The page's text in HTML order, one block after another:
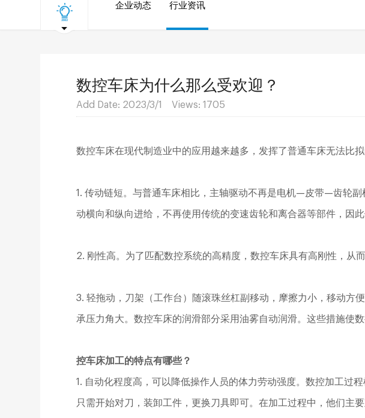
企业动态 行业资讯
数控车床为什么那么受欢迎？
Add Date: 2023/3/1 Views:1705
数控车床在现代制造业中的应用越来越多，发挥了普通车床无法比
1. 传动链短。与普通车床相比，主轴驱动不再是电机—皮带—齿轮
动横向和纵向进给，不再使用传统的变速齿轮和离合器等部件，因此
2. 刚性高。为了匹配数控系统的高精度，数控车床具有高刚性，从
3. 轻拖动，刀架（工作台）随滚珠丝杠副移动，摩擦力小，移动方
承压力角大。数控车床的润滑部分采用油雾自动润滑。这些措施使数
控车床加工的特点有哪些？
1. 自动化程度高，可以降低操作人员的体力劳动强度。数控加工过
只需开始对刀，装卸工件，更换刀具即可。在加工过程中，他们主